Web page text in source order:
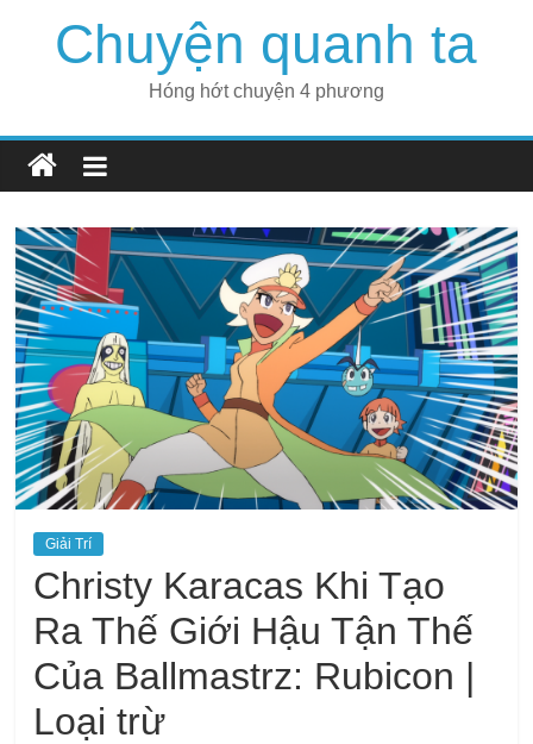
Chuyện quanh ta
Hóng hớt chuyện 4 phương
Giải Trí
Christy Karacas Khi Tạo
Ra Thế Giới Hậu Tận Thế
Của Ballmastrz: Rubicon |
Loại trừ